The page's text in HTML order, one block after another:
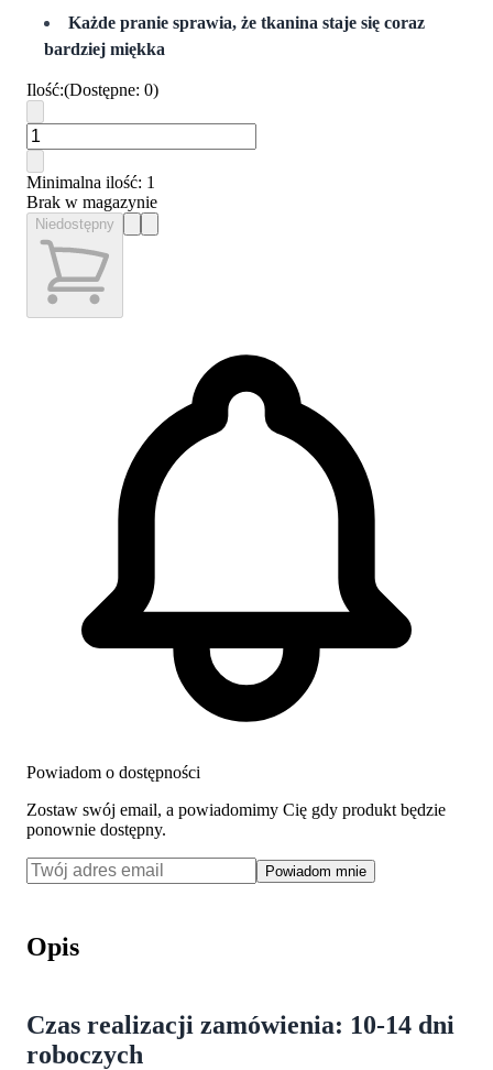
Każde pranie sprawia, że tkanina staje się coraz
bardziej miękka
Ilość:(Dostępne: 0)
Minimalna ilość: 1
Brak w magazynie
Niedostępny
Powiadom o dostępności
Zostaw swój email, a powiadomimy Cię gdy produkt będzie
ponownie dostępny.
Powiadom mnie
Opis
Czas realizacji zamówienia: 10-14 dni
roboczych